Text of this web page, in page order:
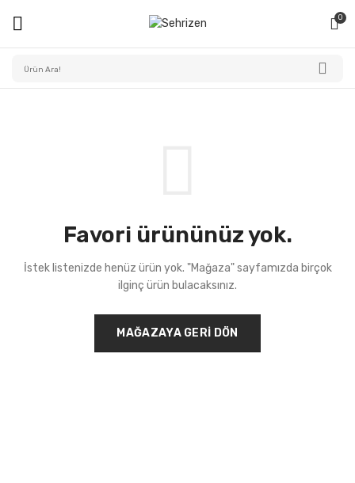
0
Favori ürününüz yok.
İstek listenizde henüz ürün yok. "Mağaza" sayfamızda birçok
ilginç ürün bulacaksınız.
MAĞAZAYA GERI DÖN